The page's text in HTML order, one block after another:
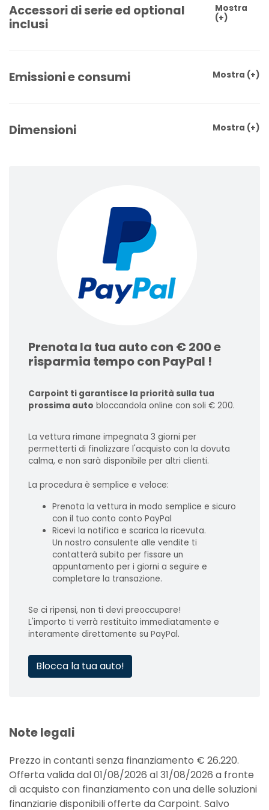
Accessori di serie ed optional
inclusi
Mostra
(+)
Emissioni e consumi Mostra (+)
Dimensioni Mostra (+)
Prenota la tua auto con € 200 e
risparmia tempo con PayPal !
Carpoint ti garantisce la priorità sulla tua
prossima auto bloccandola online con soli € 200.
La vettura rimane impegnata 3 giorni per
permetterti di finalizzare l'acquisto con la dovuta
calma, e non sarà disponibile per altri clienti.
La procedura è semplice e veloce:
Prenota la vettura in modo semplice e sicuro
con il tuo conto conto PayPal
Ricevi la notifica e scarica la ricevuta.
Un nostro consulente alle vendite ti
contatterà subito per fissare un
appuntamento per i giorni a seguire e
completare la transazione.
Se ci ripensi, non ti devi preoccupare!
L'importo ti verrà restituito immediatamente e
interamente direttamente su PayPal.
Blocca la tua auto!
Note legali
Prezzo in contanti senza finanziamento € 26.220.
Offerta valida dal 01/08/2026 al 31/08/2026 a fronte
di acquisto con finanziamento con una delle soluzioni
finanziarie disponibili offerte da Carpoint. Salvo